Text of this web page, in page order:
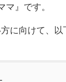
』です。
に向けて、以